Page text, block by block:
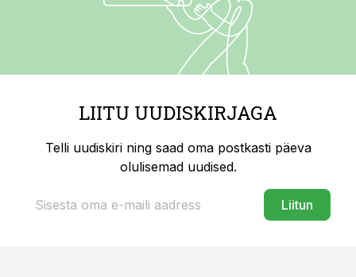
LIITU UUDISKIRJAGA
Telli uudiskiri ning saad oma postkasti päeva
olulisemad uudised.
Liitun